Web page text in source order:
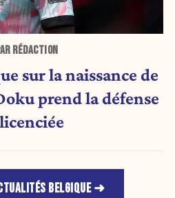
RÉDACTION
sur la naissance de
prend la défense
BELGIQUE